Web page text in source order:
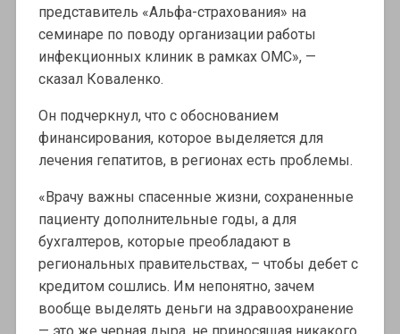
представитель «Альфа-страхования» на
семинаре по поводу организации работы
инфекционных клиник в рамках ОМС», —
сказал Коваленко.
Он подчеркнул, что с обоснованием
финансирования, которое выделяется для
лечения гепатитов, в регионах есть проблемы.
«Врачу важны спасенные жизни, сохраненные
пациенту дополнительные годы, а для
бухгалтеров, которые преобладают в
региональных правительствах, – чтобы дебет с
кредитом сошлись. Им непонятно, зачем
вообще выделять деньги на здравоохранение